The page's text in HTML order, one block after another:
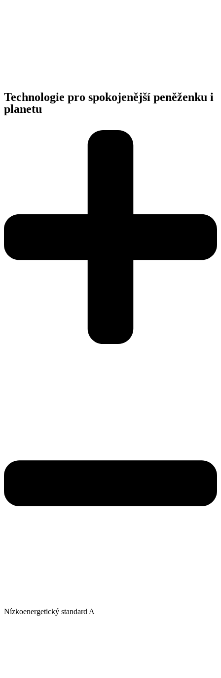
Technologie pro spokojenější peněženku i
planetu
Nízkoenergetický standard A